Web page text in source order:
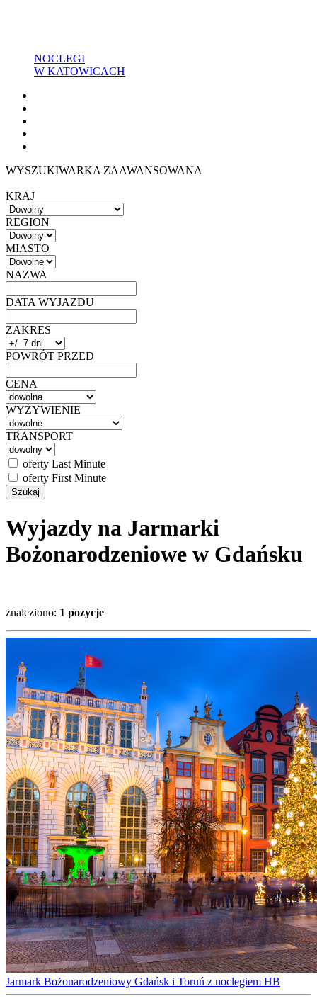
NOCLEGI
W KATOWICACH
WYSZUKIWARKA ZAAWANSOWANA
KRAJ
REGION
MIASTO
NAZWA
DATA WYJAZDU
ZAKRES
POWRÓT PRZED
CENA
WYŻYWIENIE
TRANSPORT
oferty Last Minute
oferty First Minute
Wyjazdy na Jarmarki
Bożonarodzeniowe w Gdańsku
znaleziono: 1 pozycje
Jarmark Bożonarodzeniowy Gdańsk i Toruń z noclegiem HB